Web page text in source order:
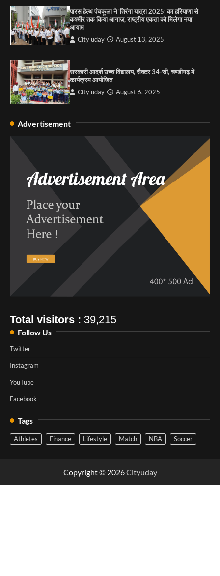
पारस हेल्थ पंचकूला ने ‘तिरंगा यात्रा 2025’ का हरियाणा से
कश्मीर तक किया आगाज़, राष्ट्रीय एकता को मिलेगा नया
आयाम
City uday August 13, 2025
सरकारी आदर्श उच्च विद्यालय, सैक्टर 34-सी, चण्डीगढ़ में
कार्यक्रम आयोजित
City uday August 6, 2025
Advertisement
Total visitors : 39,215
Follow Us
Twitter
Instagram
YouTube
Facebook
Tags
Athletes Finance Lifestyle Match NBA Soccer
Copyright © 2026Cityuday